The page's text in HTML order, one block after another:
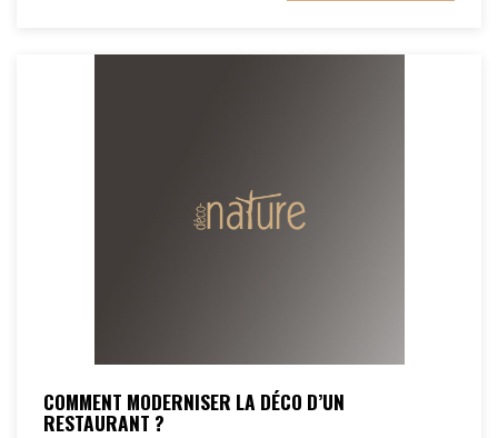
COMMENT MODERNISER LA DÉCO D’UN
RESTAURANT ?